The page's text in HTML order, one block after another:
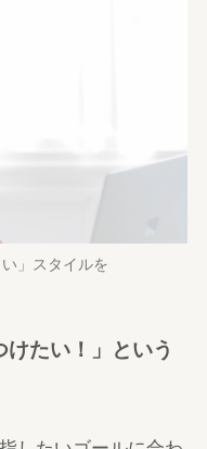
」スタイルを
けたい！」という